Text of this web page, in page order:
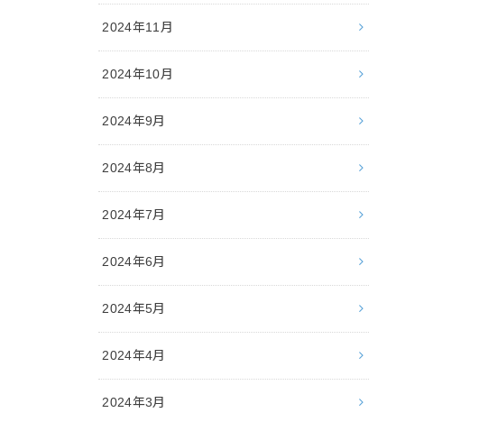
2024年11月
2024年10月
2024年9月
2024年8月
2024年7月
2024年6月
2024年5月
2024年4月
2024年3月